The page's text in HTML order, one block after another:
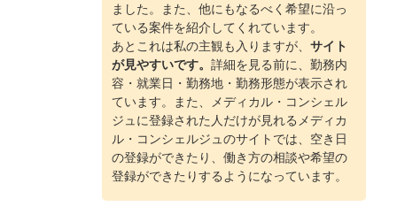
ました。また、他にもなるべく希望に沿っ
ている案件を紹介してくれています。
あとこれは私の主観も入りますが、 サイト
が見やすいです。 詳細を見る前に、勤務内
容・就業日・勤務地・勤務形態が表示され
ています。また、メディカル・コンシェル
ジュに登録された人だけが見れるメディカ
ル・コンシェルジュのサイトでは、空き日
の登録ができたり、働き方の相談や希望の
登録ができたりするようになっています。